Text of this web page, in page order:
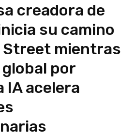
creadora de
su camino
Street mientras
por
IA acelera